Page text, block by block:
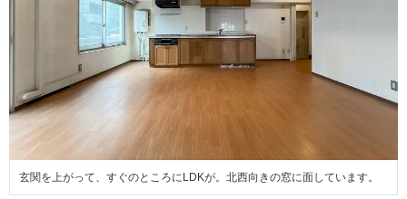
玄関を上がって、すぐのところにLDKが。北西向きの窓に面しています。